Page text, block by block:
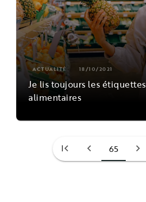
ACTUALITÉ 18/10/2021
Je lis toujours les étiquettes
alimentaires
first_page chevron_left 65 chevron_right